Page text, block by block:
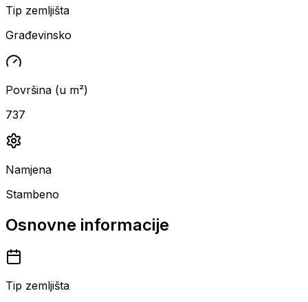
Tip zemljišta
Građevinsko
Površina (u m²)
737
Namjena
Stambeno
Osnovne informacije
Tip zemljišta